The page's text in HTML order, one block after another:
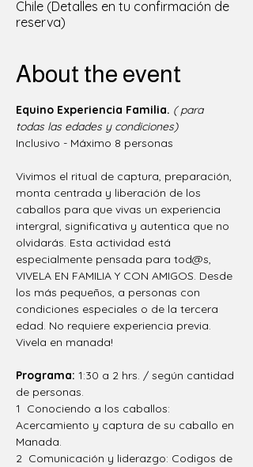
Chile (Detalles en tu confirmación de
reserva)
About the event
Equino Experiencia Familia. ( para
todas las edades y condiciones)
Inclusivo - Máximo 8 personas
Vivimos el ritual de captura, preparación,
monta centrada y liberación de los
caballos para que vivas un experiencia
intergral, significativa y autentica que no
olvidarás. Esta actividad está
especialmente pensada para tod@s,
VIVELA EN FAMILIA Y CON AMIGOS. Desde
los más pequeños, a personas con
condiciones especiales o de la tercera
edad. No requiere experiencia previa.
Vivela en manada!
Programa: 1:30 a 2 hrs. / según cantidad
de personas.
1  Conociendo a los caballos:
Acercamiento y captura de su caballo en
Manada.
2  Comunicación y liderazgo: Codigos de